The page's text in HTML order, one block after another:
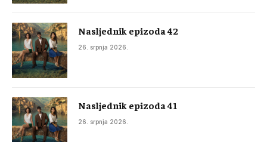
Nasljednik epizoda 42
26. srpnja 2026.
Nasljednik epizoda 41
26. srpnja 2026.